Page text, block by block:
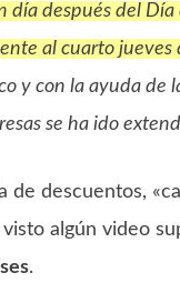
día después del
al cuarto jueves
y con la ayuda de
se ha ido
de descuentos,
algún video
.